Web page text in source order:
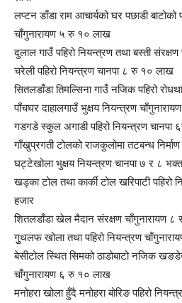
लप्टन डाँडा राम आचार्यको घर पछाडी बाटोको
चाँगुनारायण ५ रु १० लाख
दुलाल गाउँ पहिरो नियन्त्रण तथा बस्ती
चरेली पहिरो नियन्त्रण चानपा ८ रु १० लाख
सितलडाँडा तिमल्सिना गाउँ नजिक पहिरो
पाँचघर दाहालगाउँ भुक्षय नियन्त्रण
गडगडे स्कुल अगाडी पहिरो नियन्त्रण
गाँखुप्रगती टोलको राजकुलोमा तटबन्ध
घट्टेखोला भुक्षय नियन्त्रण चानपा ७ र ८
खड्का टोल तथा कार्की टोल खरिपाटी
हजार
शितलडाँडा खेल मैदान संरक्षण चाँगुनारायण
गुुथलफ खोला तथा पहिरो नियन्त्रण
बेसीटोल स्थित सिमको ठाडोबाटो नजिक
चाँगुनारायण ६ रु १० लाख
मनोहरा खोला हुँदै मनोहरा बोरिङ पहिरो